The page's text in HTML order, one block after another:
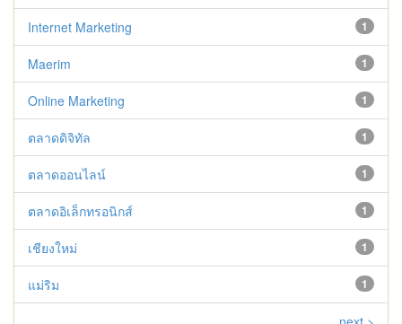
1
Internet Marketing
1
Maerim
1
Online Marketing
1
ตลาดดิจิทัล
1
ตลาดออนไลน์
1
ตลาดอิเล็กทรอนิกส์
1
เชียงใหม่
1
แม่ริม